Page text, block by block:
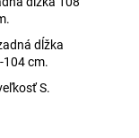
dĺžka
104 cm.
S.